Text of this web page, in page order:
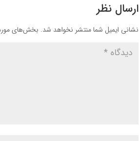
ارسال نظر
نشانی ایمیل شما منتشر نخواهد شد. بخش‌های